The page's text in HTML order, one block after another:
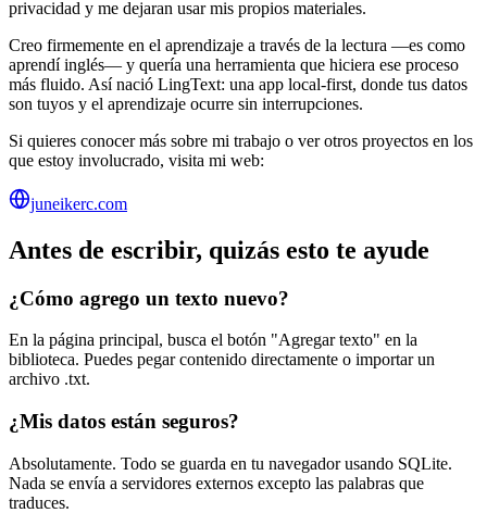
privacidad y me dejaran usar mis propios materiales.
Creo firmemente en el aprendizaje a través de la lectura —es como
aprendí inglés— y quería una herramienta que hiciera ese proceso
más fluido. Así nació LingText: una app local-first, donde tus datos
son tuyos y el aprendizaje ocurre sin interrupciones.
Si quieres conocer más sobre mi trabajo o ver otros proyectos en los
que estoy involucrado, visita mi web:
juneikerc.com
Antes de escribir, quizás esto te ayude
¿Cómo agrego un texto nuevo?
En la página principal, busca el botón "Agregar texto" en la
biblioteca. Puedes pegar contenido directamente o importar un
archivo .txt.
¿Mis datos están seguros?
Absolutamente. Todo se guarda en tu navegador usando SQLite.
Nada se envía a servidores externos excepto las palabras que
traduces.